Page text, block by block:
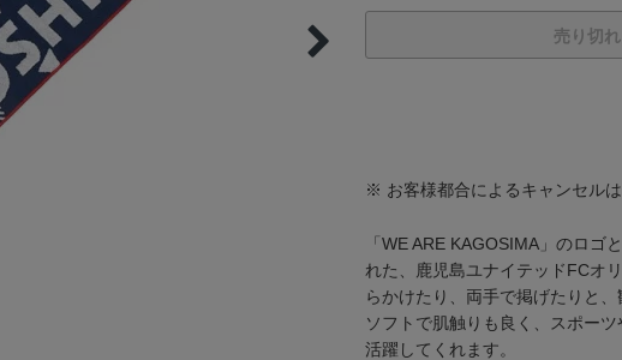
売り切れ
※ お客様都合によるキャンセルは
「WE ARE KAGOSIMA」のロゴ
れた、鹿児島ユナイテッドFCオ
らかけたり、両手で掲げたりと
ソフトで肌触りも良く、スポー
活躍してくれます。